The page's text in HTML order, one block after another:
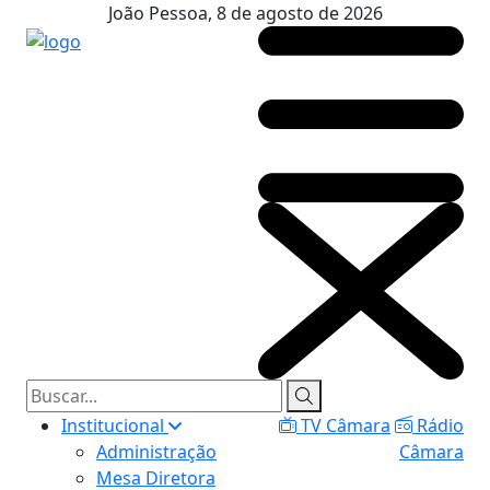
João Pessoa, 8 de agosto de 2026
Institucional
Administração
Mesa Diretora
TV Câmara
Rádio
Câmara